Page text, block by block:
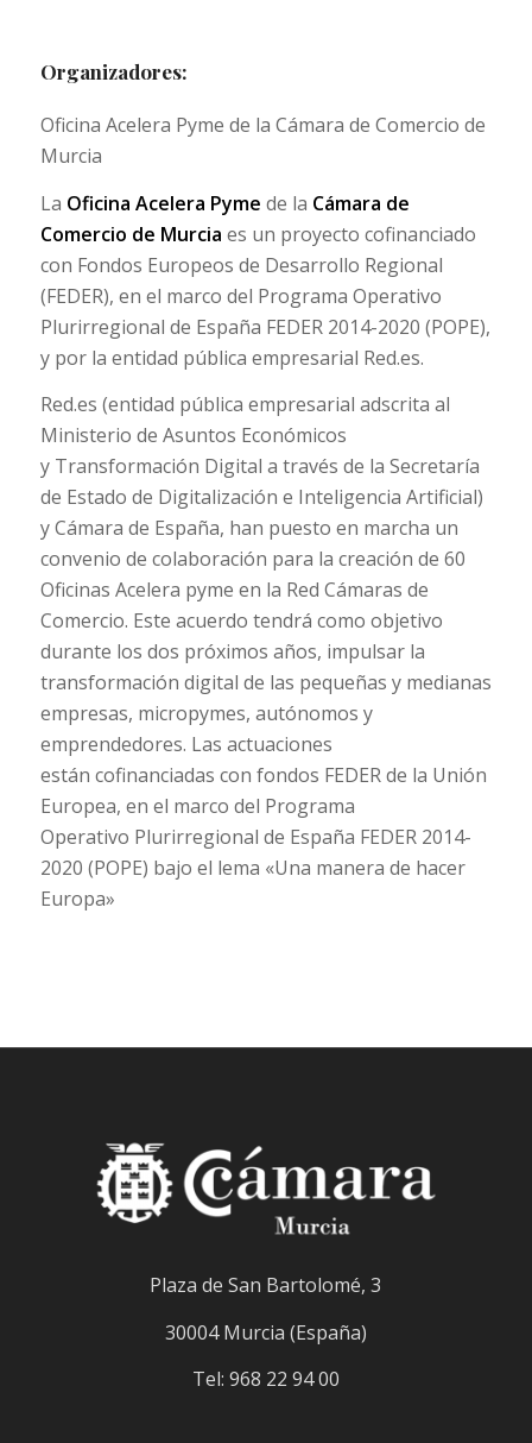
Organizadores:
Oficina Acelera Pyme de la Cámara de Comercio de
Murcia
La Oficina Acelera Pyme de la Cámara de
Comercio de Murcia es un proyecto cofinanciado
con Fondos Europeos de Desarrollo Regional
(FEDER), en el marco del Programa Operativo
Plurirregional de España FEDER 2014-2020 (POPE),
y por la entidad pública empresarial Red.es.
Red.es (entidad pública empresarial adscrita al
Ministerio de Asuntos Económicos
y Transformación Digital a través de la Secretaría
de Estado de Digitalización e Inteligencia Artificial)
y Cámara de España, han puesto en marcha un
convenio de colaboración para la creación de 60
Oficinas Acelera pyme en la Red Cámaras de
Comercio. Este acuerdo tendrá como objetivo
durante los dos próximos años, impulsar la
transformación digital de las pequeñas y medianas
empresas, micropymes, autónomos y
emprendedores. Las actuaciones
están cofinanciadas con fondos FEDER de la Unión
Europea, en el marco del Programa
Operativo Plurirregional de España FEDER 2014-
2020 (POPE) bajo el lema «Una manera de hacer
Europa»
Plaza de San Bartolomé, 3
30004 Murcia (España)
Tel: 968 22 94 00